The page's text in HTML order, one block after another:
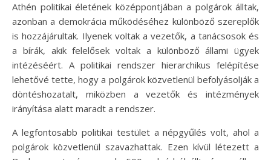
Athén politikai életének középpontjában a polgárok álltak,
azonban a demokrácia működéséhez különböző szereplők
is hozzájárultak. Ilyenek voltak a vezetők, a tanácsosok és
a bírák, akik felelősek voltak a különböző állami ügyek
intézéséért. A politikai rendszer hierarchikus felépítése
lehetővé tette, hogy a polgárok közvetlenül befolyásolják a
döntéshozatalt, miközben a vezetők és intézmények
irányítása alatt maradt a rendszer.
A legfontosabb politikai testület a népgyűlés volt, ahol a
polgárok közvetlenül szavazhattak. Ezen kívül létezett a